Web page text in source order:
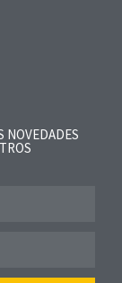
NOVEDADES